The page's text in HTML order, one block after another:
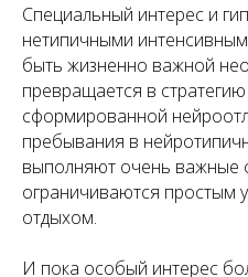
Специальный интерес и
нетипичными
быть жизненно важной
превращается в
сформированной
пребывания в
выполняют очень важные
ограничиваются простым
отдыхом.
И пока особый интерес